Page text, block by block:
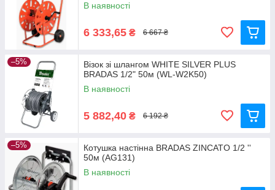
В наявності
6 333,65 ₴ 6 667 ₴
–5%
Візок зі шлангом WHITE SILVER PLUS
BRADAS 1/2" 50м (WL-W2K50)
В наявності
5 882,40 ₴ 6 192 ₴
–5%
Котушка настінна BRADAS ZINCATO 1/2 ''
50м (AG131)
В наявності